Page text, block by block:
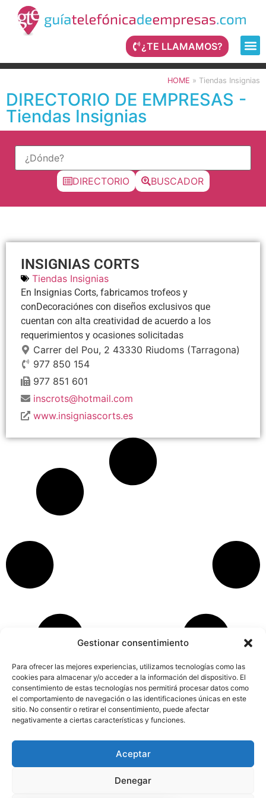
Gestionar consentimiento
Para ofrecer las mejores experiencias, utilizamos tecnologías como las
cookies para almacenar y/o acceder a la información del dispositivo. El
consentimiento de estas tecnologías nos permitirá procesar datos como
el comportamiento de navegación o las identificaciones únicas en este
sitio. No consentir o retirar el consentimiento, puede afectar
negativamente a ciertas características y funciones.
Aceptar
Denegar
¿TE LLAMAMOS?
HOME » Tiendas Insignias
DIRECTORIO DE EMPRESAS -
Tiendas Insignias
DIRECTORIO BUSCADOR
INSIGNIAS CORTS
Tiendas Insignias
En Insignias Corts, fabricamos trofeos y
conDecoraciónes con diseños exclusivos que
cuentan con alta creatividad de acuerdo a los
requerimientos y ocasiones solicitadas
Carrer del Pou, 2 43330 Riudoms (Tarragona)
977 850 154
977 851 601
inscrots@hotmail.com
www.insigniascorts.es
Política de Privacidad
FINANCIADO POR LA UNIÓN EUROPEA CON EL PROGRAMA KIT